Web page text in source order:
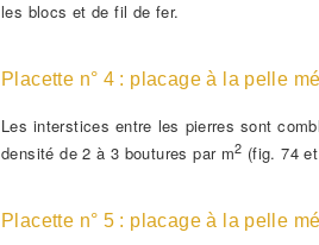
les blocs et de fil de fer.
Placette n° 4 : placage à la pelle
Les interstices entre les pierres sont
densité de 2 à 3 boutures par m2 (fig. 74
Placette n° 5 : placage à la pelle